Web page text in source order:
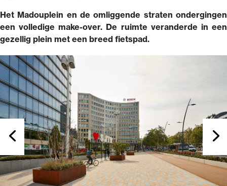
Het Madouplein en de omliggende straten ondergingen
een volledige make-over. De ruimte veranderde in een
gezellig plein met een breed fietspad.